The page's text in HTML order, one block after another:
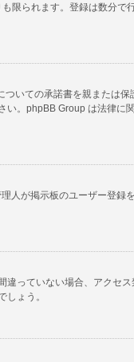
限られます。登録は数分で
いての承諾書を親または
。phpBB Group は法律に
人が掲示板のユーザー登録
っていない場合、アクセ
ょう。